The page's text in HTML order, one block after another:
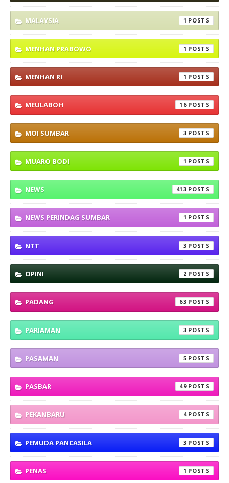
MALAYSIA 1
MENHAN PRABOWO 1
MENHAN RI 1
MEULABOH 16
MOI SUMBAR 3
MUARO BODI 1
NEWS 413
NEWS PERINDAG SUMBAR 1
NTT 3
OPINI 2
PADANG 63
PARIAMAN 3
PASAMAN 5
PASBAR 49
PEKANBARU 4
PEMUDA PANCASILA 3
PENAS 1